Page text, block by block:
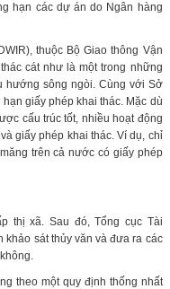
hạn các dự án do Ngân hàng
thuộc Bộ Giao thông Vận
cát như là một trong những
hướng sông ngòi. Cùng với Sở
giấy phép khai thác. Mặc dù
cấu trúc tốt, nhiều hoạt động
giấy phép khai thác. Ví dụ, chỉ
trên cả nước có giấy phép
thị xã. Sau đó, Tổng cục Tài
khảo sát thủy văn và đưa ra các
theo một quy định thống nhất